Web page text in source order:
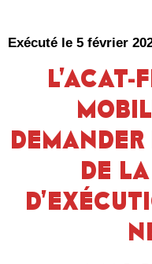
Exécuté le 5 février
L’ACAT-
DE